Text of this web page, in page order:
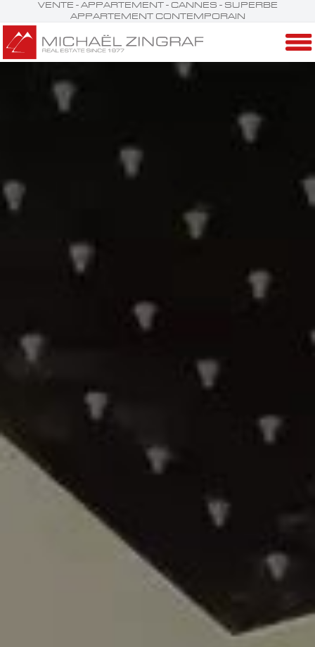
VENTE - APPARTEMENT - CANNES - SUPERBE
APPARTEMENT CONTEMPORAIN